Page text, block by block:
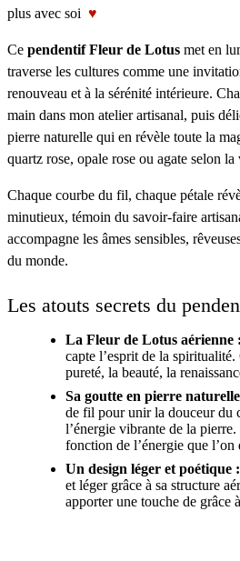
plus avec soi ♥
Ce pendentif Fleur de Lotus met en
traverse les cultures comme une
renouveau et à la sérénité intérieure.
main dans mon atelier artisanal, puis
pierre naturelle qui en révèle toute la
quartz rose, opale rose ou agate selon
Chaque courbe du fil, chaque pétale
minutieux, témoin du savoir-faire
accompagne les âmes sensibles,
du monde.
Les atouts secrets du
La Fleur de Lotus aérienne :
capte l’esprit de la
pureté, la beauté, la
Sa goutte en pierre
de fil pour unir la douceur du
l’énergie vibrante de la
fonction de l’énergie que l’on
Un design léger et poétique :
et léger grâce à sa structure
apporter une touche de grâce